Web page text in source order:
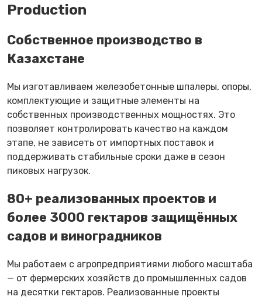
Production
Собственное производство в
Казахстане
Мы изготавливаем железобетонные шпалеры, опоры,
комплектующие и защитные элементы на
собственных производственных мощностях. Это
позволяет контролировать качество на каждом
этапе, не зависеть от импортных поставок и
поддерживать стабильные сроки даже в сезон
пиковых нагрузок.
80+ реализованных проектов и
более 3000 гектаров защищённых
садов и виноградников
Мы работаем с агропредприятиями любого масштаба
— от фермерских хозяйств до промышленных садов
на десятки гектаров. Реализованные проекты